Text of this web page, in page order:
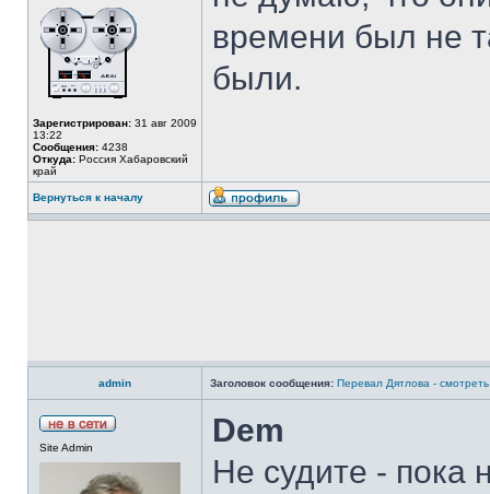
Зарегистрирован: 31 авг 2009
13:22
Сообщения: 4238
Откуда: Россия Хабаровский
край
времени был не
были.
Вернуться к началу
admin Заголовок сообщения: Перевал Дятлова -
Site Admin
Dem
Не судите - пока